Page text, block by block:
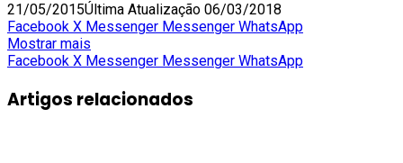
21/05/2015Última Atualização 06/03/2018
Facebook X Messenger Messenger WhatsApp
Mostrar mais
Facebook X Messenger Messenger WhatsApp
Artigos relacionados